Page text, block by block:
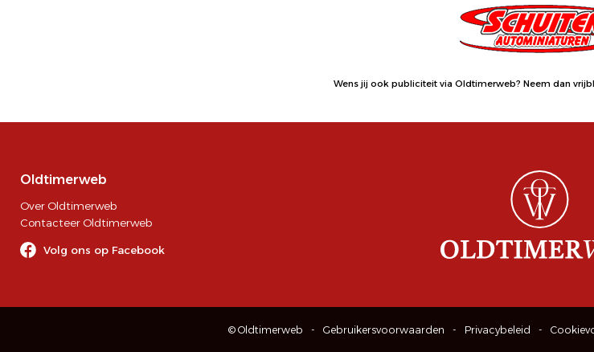
Wens jij ook publiciteit via Oldtimerweb? Neem dan
Oldtimerweb
Over Oldtimerweb
Contacteer Oldtimerweb
Volg ons op Facebook
© Oldtimerweb Gebruikersvoorwaarden Privacybeleid